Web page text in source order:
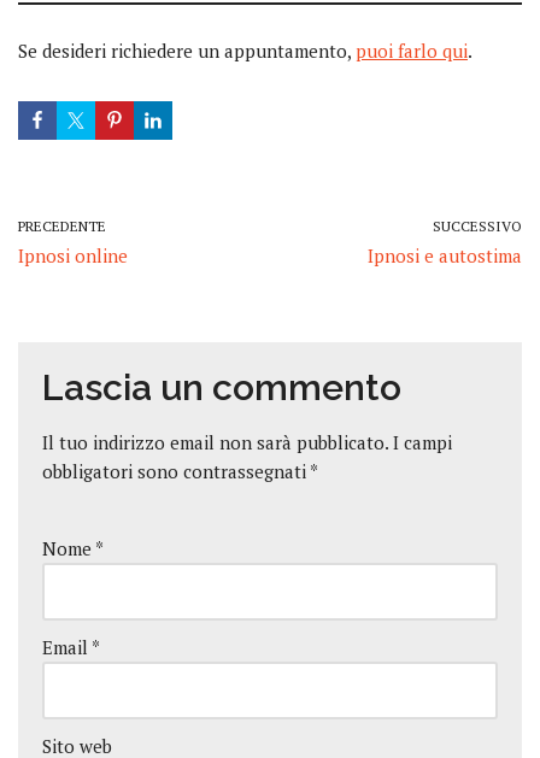
Se desideri richiedere un appuntamento, puoi farlo qui.
PRECEDENTE
Ipnosi online
SUCCESSIVO
Ipnosi e autostima
Lascia un commento
Il tuo indirizzo email non sarà pubblicato. I campi
obbligatori sono contrassegnati *
Nome *
Email *
Sito web